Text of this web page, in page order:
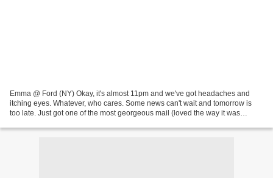
Emma @ Ford (NY) Okay, it's almost 11pm and we've got headaches and
itching eyes. Whatever, who cares. Some news can't wait and tomorrow is
too late. Just got one of the most georgeous mail (loved the way it was